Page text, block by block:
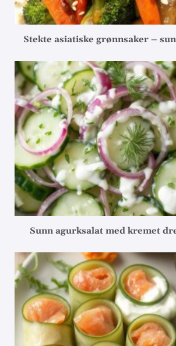
Stekte asiatiske grønnsaker –
Sunn agurksalat med kremet